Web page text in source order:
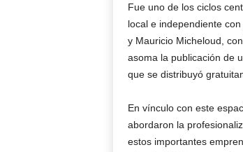
Fue uno de los ciclos
local e independiente
y Mauricio Micheloud,
asoma la publicación de
que se distribuyó
En vínculo con este
abordaron la
estos importantes